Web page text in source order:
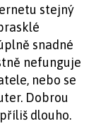
stejný
snadné
nefunguje
nebo se
Dobrou
dlouho.